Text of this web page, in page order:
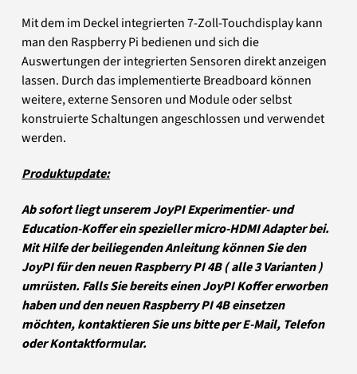
Mit dem im Deckel integrierten 7-Zoll-Touchdisplay kann
man den Raspberry Pi bedienen und sich die
Auswertungen der integrierten Sensoren direkt anzeigen
lassen. Durch das implementierte Breadboard können
weitere, externe Sensoren und Module oder selbst
konstruierte Schaltungen angeschlossen und verwendet
werden.
Produktupdate:
Ab sofort liegt unserem JoyPI Experimentier- und
Education-Koffer ein spezieller micro-HDMI Adapter bei.
Mit Hilfe der beiliegenden Anleitung können Sie den
JoyPI für den neuen Raspberry PI 4B ( alle 3 Varianten )
umrüsten. Falls Sie bereits einen JoyPI Koffer erworben
haben und den neuen Raspberry PI 4B einsetzen
möchten, kontaktieren Sie uns bitte per E-Mail, Telefon
oder Kontaktformular.